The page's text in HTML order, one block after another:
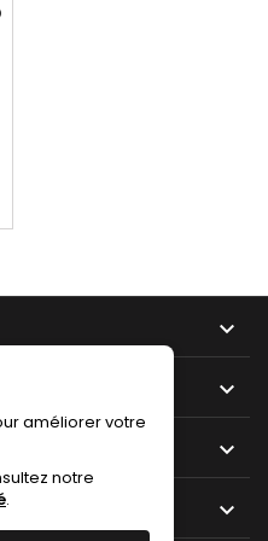




améliorer votre
notre
.